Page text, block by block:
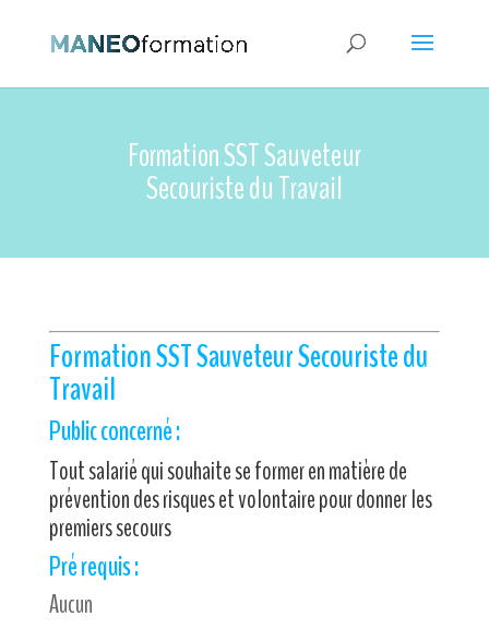
Formation SST Sauveteur
Secouriste du Travail
Formation SSTSauveteur Secouriste du
Travail
Public concerné :
Tout salarié qui souhaite se former en matière de
prévention des risques et volontaire pour donner les
premiers secours
Pré requis :
Aucun